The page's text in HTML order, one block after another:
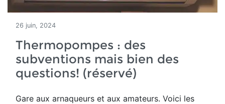
26 juin, 2024
Thermopompes : des
subventions mais bien des
questions! (réservé)
Gare aux arnaqueurs et aux amateurs. Voici les